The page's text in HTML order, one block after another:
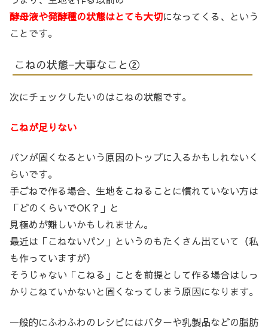
酵母液や発酵種の状態はとても大切になってくる、という
ことです。
こねの状態−大事なこと②
次にチェックしたいのはこねの状態です。
こねが足りない
パンが固くなるという原因のトップに入るかもしれないく
らいです。
手ごねで作る場合、生地をこねることに慣れていない方は
「どのくらいでOK？」と
見極めが難しいかもしれません。
最近は「こねないパン」というのもたくさん出ていて（私
も作っていますが）
そうじゃない「こねる」ことを前提として作る場合はしっ
かりこねていかないと固くなってしまう原因になります。
一般的にふわふわのレシピにはバターや乳製品などの脂肪